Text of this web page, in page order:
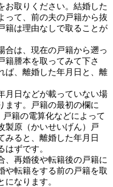
お取りください。結婚した
って、前の夫の戸籍から抜
籍は理由なしで取ることが
合は、現在の戸籍から遡っ
籍謄本を取ってみて下さ
ば、離婚した年月日と、離
月日などが載っていない場
ます。戸籍の最初の欄に
戸籍の電算化などによって
製原（かいせいげん）戸
みると、離婚した年月日
ずです。
、再婚後や転籍後の戸籍に
や転籍をする前の戸籍を取
なります。